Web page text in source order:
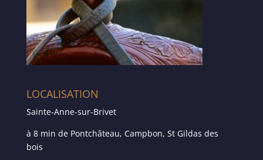
LOCALISATION
Sainte-Anne-sur-Brivet
à 8 min de Pontchâteau, Campbon, St Gildas des
bois